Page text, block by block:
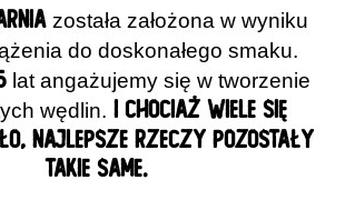
została założona w wyniku
do doskonałego smaku.
lat angażujemy się w tworzenie
wędlin. I CHOCIAŻ WIELE SIĘ
NAJLEPSZE RZECZY POZOSTAŁY
TAKIE SAME.